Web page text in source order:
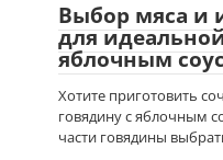
Выбор мяса и
для
яблочным
Хотите приготовить
говядину с яблочным
части говядины